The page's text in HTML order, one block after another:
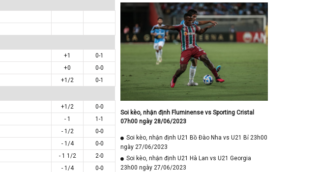
+1
0-1
+0
0-0
+1/2
0-1
+1/2
0-0
- 1
1-1
- 1/2
0-0
- 1/4
0-0
- 1 1/2
2-0
- 1/4
0-0
Soi kèo, nhận định Fluminense vs Sporting Cristal
07h00 ngày 28/06/2023
Soi kèo, nhận định U21 Bồ Đào Nha vs U21 Bỉ 23h00
ngày 27/06/2023
Soi kèo, nhận định U21 Hà Lan vs U21 Georgia
23h00 ngày 27/06/2023